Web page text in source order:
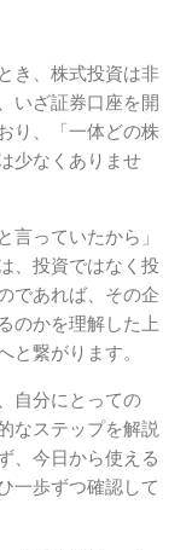
き、株式投資は非
いざ証券口座を開
り、「一体どの株
少なくありませ
言っていたから」
、投資ではなく投
であれば、その企
のかを理解した上
と繋がります。
自分にとっての
なステップを解説
、今日から使える
一歩ずつ確認して